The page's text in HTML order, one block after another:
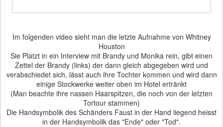
Im folgenden video sieht man die letzte Aufnahme von Whitney
Houston
Sie Platzt in ein Interview mit Brandy und Monika rein, gibt einen
Zettel der Brandy (links) der dann gleich abgegeben wird und
verabschiedet sich, lässt auch ihre Tochter kommen und wird dann
einige Stockwerke weiter oben im Hotel ertränkt
(Man beachte ihre nassen Haarspitzen, die noch von der letzten
Tortour stammen)
Die Handsymbolik des Schänders Faust in der Hand liegend heisst
in der Handsymbolik das "Ende" oder "Tod".